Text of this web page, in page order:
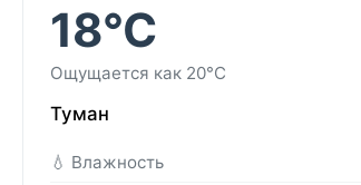
18°C
Ощущается как 20°C
Туман
💧 Влажность